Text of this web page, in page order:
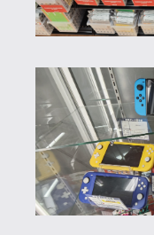
az 6-7 emeletes új
Camera vagy egy
több emeletes
messziről is látni
földalatti
elszalasztani,
nagy kihívás. A
üzletekben, ahol
értelemszerűen